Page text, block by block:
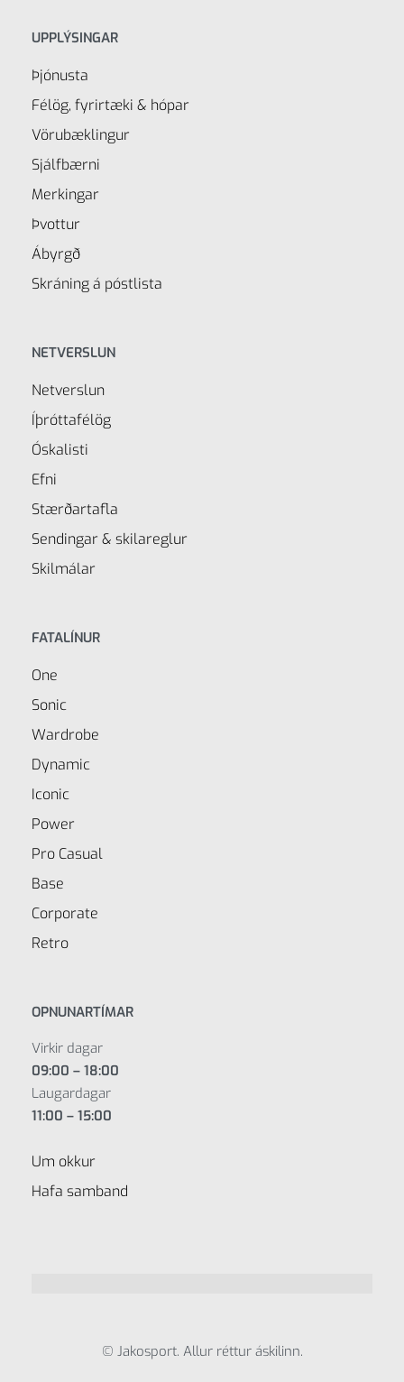
UPPLÝSINGAR
Þjónusta
Félög, fyrirtæki & hópar
Vörubæklingur
Sjálfbærni
Merkingar
Þvottur
Ábyrgð
Skráning á póstlista
NETVERSLUN
Netverslun
Íþróttafélög
Óskalisti
Efni
Stærðartafla
Sendingar & skilareglur
Skilmálar
FATALÍNUR
One
Sonic
Wardrobe
Dynamic
Iconic
Power
Pro Casual
Base
Corporate
Retro
OPNUNARTÍMAR
Virkir dagar
09:00 – 18:00
Laugardagar
11:00 – 15:00
Um okkur
Hafa samband
© Jakosport. Allur réttur áskilinn.